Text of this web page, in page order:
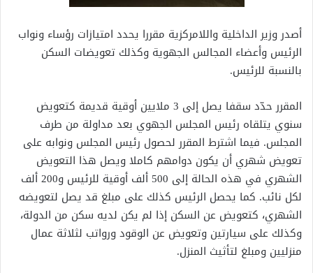
أصدر وزير الداخلية واللامركزية مقررا يحدد امتيازات رؤساء ونواب
الرئيس وأعضاء المجالس الجهوية وكذلك تعويضات السكن
بالنسبة للرئيس.
المقرر حدّد سقفا يصل إلى 3 ملايين أوقية قديمة كتعويض
سنوي يتلقاه رئيس المجلس الجهوي بعد مداولة من طرف
المجلس. فيما اشترط المقرر لحصول رئيس المجلس ونوابه على
تعويض شهري أن يكون دوامهم كاملا ويصل هذا التعويض
الشهري في هذه الحالة إلى 500 ألف أوقية للرئيس و200 ألف
لكل نائب. كما يحصل الرئيس كذلك على مبلغ قد يصل لتعويضه
الشهري، كتعويض عن السكن إذا لم يكن لديه سكن من الدولة،
وكذلك على سيارتين وتعويض عن الوقود ورواتب لثلاثة عمال
منزليين ومبلغ لتأثيث المنزل.